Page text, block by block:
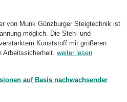
von Munk Günzburger Steigtechnik ist
möglich. Die Steh- und
Kunststoff mit größeren
Arbeitssicherheit. weiter lesen
auf Basis nachwachsender